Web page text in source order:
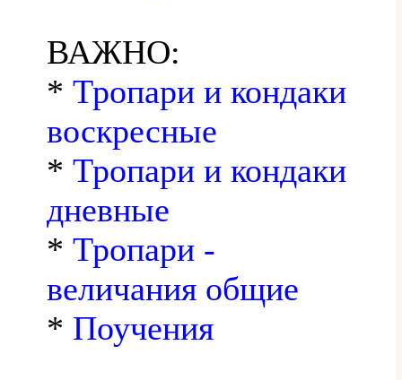
ВАЖНО:
* Тропари и кондаки
воскресные
* Тропари и кондаки
дневные
* Тропари -
величания общие
* Поучения